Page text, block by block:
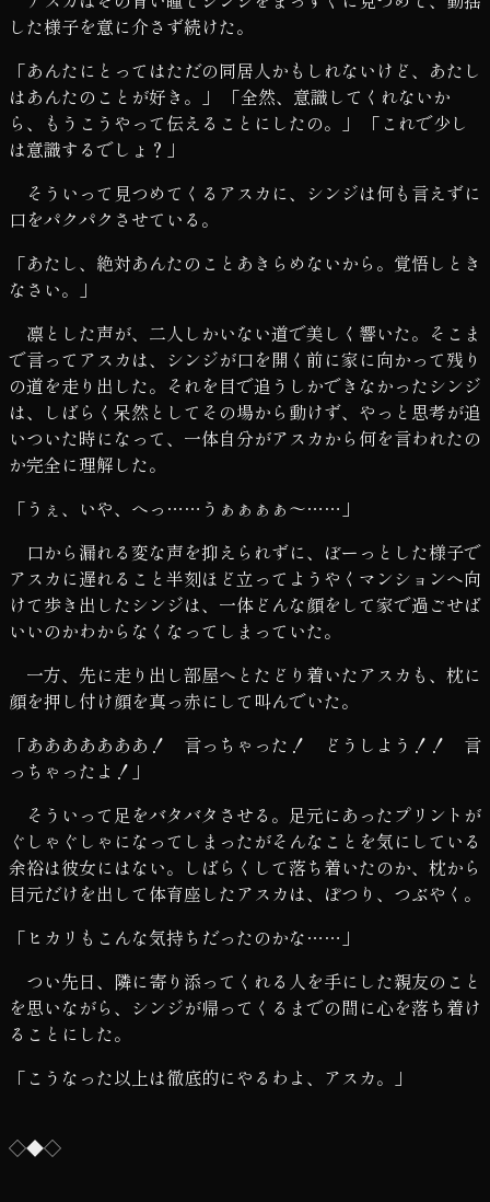
した様子を意に介さず続けた。
「あんたにとってはただの同居人かもしれないけど、あたし
はあんたのことが好き。」 「全然、意識してくれないか
ら、もうこうやって伝えることにしたの。」 「これで少し
は意識するでしょ？」
そういって見つめてくるアスカに、シンジは何も言えずに
口をパクパクさせている。
「あたし、絶対あんたのことあきらめないから。覚悟しとき
なさい。」
凛とした声が、二人しかいない道で美しく響いた。そこま
で言ってアスカは、シンジが口を開く前に家に向かって残り
の道を走り出した。それを目で追うしかできなかったシンジ
は、しばらく呆然としてその場から動けず、やっと思考が追
いついた時になって、一体自分がアスカから何を言われたの
か完全に理解した。
「うぇ、いや、へっ……うぁぁぁぁ～……」
口から漏れる変な声を抑えられずに、ぼーっとした様子で
アスカに遅れること半刻ほど立ってようやくマンションへ向
けて歩き出したシンジは、一体どんな顔をして家で過ごせば
いいのかわからなくなってしまっていた。
一方、先に走り出し部屋へとたどり着いたアスカも、枕に
顔を押し付け顔を真っ赤にして叫んでいた。
「あああああああ！ 言っちゃった！ どうしよう！！ 言
っちゃったよ！」
そういって足をバタバタさせる。足元にあったプリントが
ぐしゃぐしゃになってしまったがそんなことを気にしている
余裕は彼女にはない。しばらくして落ち着いたのか、枕から
目元だけを出して体育座したアスカは、ぽつり、つぶやく。
「ヒカリもこんな気持ちだったのかな……」
つい先日、隣に寄り添ってくれる人を手にした親友のこと
を思いながら、シンジが帰ってくるまでの間に心を落ち着け
ることにした。
「こうなった以上は徹底的にやるわよ、アスカ。」
◇◆◇